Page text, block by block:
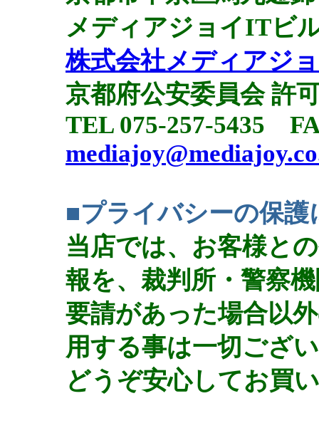
メディアジョイITビ
株式会社メディアジ
京都府公安委員会 許
TEL 075-257-5435
■プライバシーの保護
当店では、お客様と
報を、裁判所・警察
要請があった場合以
用する事は一切ござ
どうぞ安心してお買